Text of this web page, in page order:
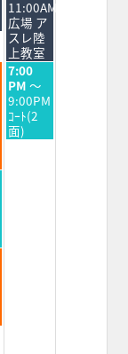
日,
8
月
15th
2026
11:00AM
広場 ア
スレ陸
上教室
土
曜
日,
8
月
15th
7:00
PM ～
9:00PM
ｺｰﾄ(2
面)